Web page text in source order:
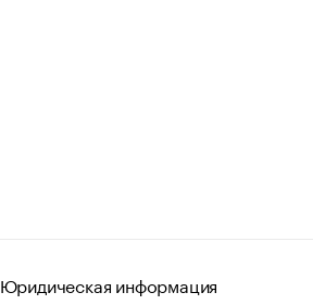
Юридическая информация